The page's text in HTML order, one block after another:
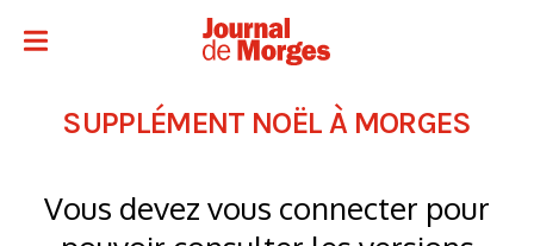
SUPPLÉMENT NOËL À MORGES
Vous devez vous connecter pour